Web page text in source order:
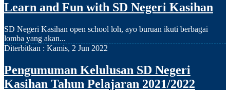
Learn and Fun with SD Negeri Kasihan
SD Negeri Kasihan open school loh, ayo buruan ikuti berbagai
lomba yang akan...
Diterbitkan : Kamis, 2 Jun 2022
Pengumuman Kelulusan SD Negeri
Kasihan Tahun Pelajaran 2021/2022